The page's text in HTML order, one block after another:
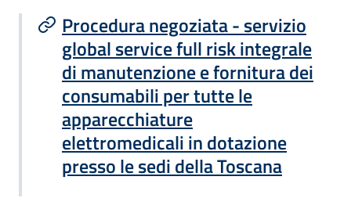
Procedura negoziata - servizio
global service full risk integrale
di manutenzione e fornitura dei
consumabili per tutte le
apparecchiature
elettromedicali in dotazione
presso le sedi della Toscana